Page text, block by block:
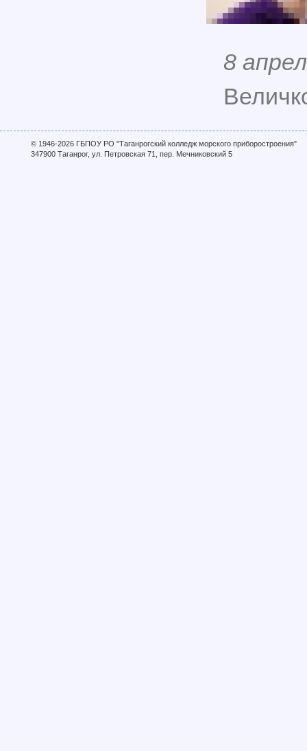
8
© 1946-2026 ГБПОУ РО "Таганрогский колледж морского приборостроения"
347900 Таганрог, ул. Петровская 71, пер. Мечниковский 5